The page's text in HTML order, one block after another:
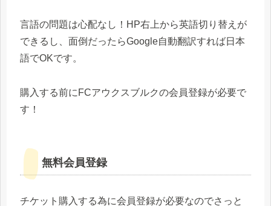
言語の問題は心配なし！HP右上から英語切り替えが
できるし、面倒だったらGoogle自動翻訳すれば日本
語でOKです。
購入する前にFCアウクスブルクの会員登録が必要で
す！
無料会員登録
チケット購入する為に会員登録が必要なのでさっと